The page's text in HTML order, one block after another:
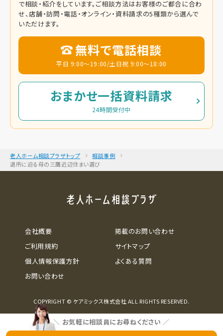
で相談・紹介をしています。 ご相談方法はお客様のご都合に合わ
せ、店舗・訪問・電話・オンライン・資料請求の5種類から選んで
いただけます。
無料で電話相談
平日 9:00～19:00/土日祝 9:00～18:00
おまかせ一括資料請求
24時間受付中
老人ホーム相談プラザトップ
相談事例
退所に迫る母の三鷹近辺住まい選び
＼ お気軽に相談員にお尋ねください ／
会社概要
ご利用規約
個人情報保護方針
お問い合わせ
掲載のお問い合わせ
サイトマップ
よくある質問
COPYRIGHT © ケアミックス株式会社 ALL RIGHTS RESERVED.